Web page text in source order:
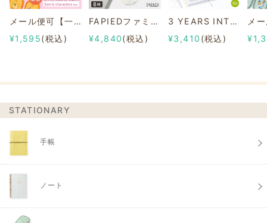
メール便可【一部店舗限定】2/8b PAIR KEY RING Sanrio characters ver.
¥1,595(税込)
FAPIEDファミリーソックスセット 総柄
¥4,840(税込)
3 YEARS INTERVIEW DIARY
¥3,410 (税込)
STATIONARY
手帳
ノート